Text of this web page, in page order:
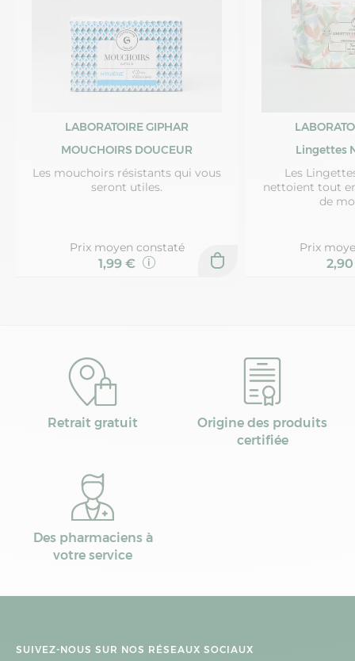
LABORATOIRE GIPHAR
MOUCHOIRS DOUCEUR
Les mouchoirs résistants qui vous
seront utiles.
Prix moyen constaté
1,99 €
Lingettes
Les
nettoient tout
de
Prix
Retrait gratuit
Origine des produits
certifiée
Des pharmaciens à
votre service
SUIVEZ-NOUS SUR NOS RÉSEAUX SOCIAUX